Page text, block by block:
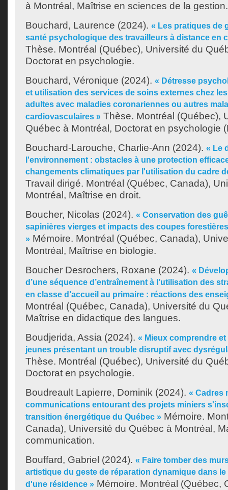
à Montréal, Maîtrise en sciences de la gestion.
Bouchard, Laurence (2024). « Les pratiques de
santé psychologique des travailleurs à distance en
Thèse. Montréal (Québec), Université du
Doctorat en psychologie.
Bouchard, Véronique (2024). « Détresse
et utilisation des services de soins externes chez
adultes avec maladies coronariennes ou autres
cardiovasculaires » Thèse. Montréal (Québec),
Québec à Montréal, Doctorat en psychologie
Bouchard-Larouche, Charlie-Ann (2024). « Le
l'environnement : obstacles à une protection
changements climatiques par l'utilisation du cadre
Travail dirigé. Montréal (Québec, Canada),
Montréal, Maîtrise en droit.
Boucher, Nicolas (2024). « Conservation des
sapinières vierges et impacts des coupes
» Mémoire. Montréal (Québec, Canada),
Montréal, Maîtrise en biologie.
Boucher Desrochers, Roxane (2024). «
d’une séquence d’entraînement à l’utilisation des
en classe d’accueil au primaire : réactions des
Montréal (Québec, Canada), Université du
Maîtrise en didactique des langues.
Boudjerida, Assia (2024). « Mieux comprendre
jeunes présentant un trouble disruptif avec
Thèse. Montréal (Québec), Université du
Doctorat en psychologie.
Boudreault Lapierre, Dominik (2024). « Cadres
communications entourant des projets miniers
transition énergétique du Québec » Mémoire.
Canada), Université du Québec à Montréal,
communication.
Bouffard, Gabriel (2024). « Faire tomber des
artistique du geste de réparation dynamique dans
d'une résidence » Mémoire. Montréal (Québec,